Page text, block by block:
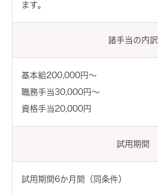
ます。
諸手当の内訳
基本給200,000円～
職務手当30,000円～
資格手当20,000円
試用期間
試用期間6か月間（同条件）